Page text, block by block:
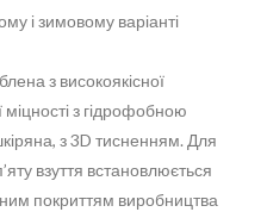
і зимовому варіанті
з високоякісної
з гідрофобною
з 3D тисненням. Для
взуття встановлюється
покриттям виробництва